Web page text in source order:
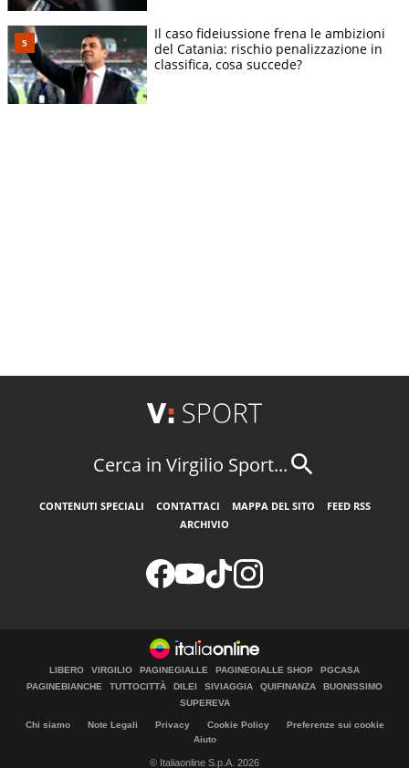
Il caso fideiussione frena le ambizioni
del Catania: rischio penalizzazione in
classifica, cosa succede?
Cerca in Virgilio Sport...
CONTENUTI SPECIALI CONTATTACI MAPPA DEL SITO
FEED RSS
ARCHIVIO
LIBERO VIRGILIO PAGINEGIALLE PAGINEGIALLE SHOP
PGCASA
PAGINEBIANCHE
TUTTOCITTÀ DILEI SIVIAGGIA QUIFINANZA
BUONISSIMO
SUPEREVA
Chi siamo Note Legali Privacy Cookie Policy
Preferenze sui cookie
Aiuto
© Italiaonline S.p.A. 2026